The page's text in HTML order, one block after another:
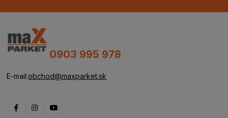
0903 995 978
E-mail:obchod@maxparket.sk